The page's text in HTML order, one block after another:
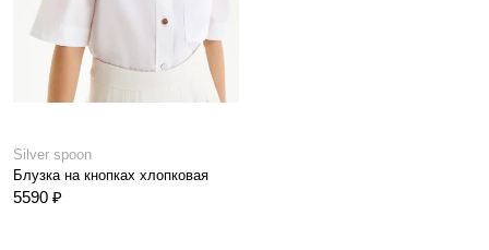
Silver spoon
Блузка на кнопках хлопковая
5590 ₽